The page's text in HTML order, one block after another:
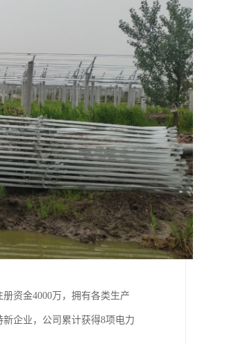
资金4000万，拥有各类生产
企业，公司累计获得8项电力